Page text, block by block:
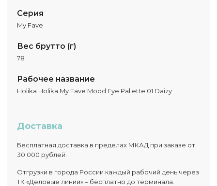
Серия
My Fave
Вес брутто (г)
78
Рабочее название
Holika Holika My Fave Mood Eye Pallette 01 Daizy
Доставка
Бесплатная доставка в пределах МКАД при заказе от
30 000 рублей.
Отгрузки в города России каждый рабочий день через
ТК «Деловые линии» – бесплатно до терминала.